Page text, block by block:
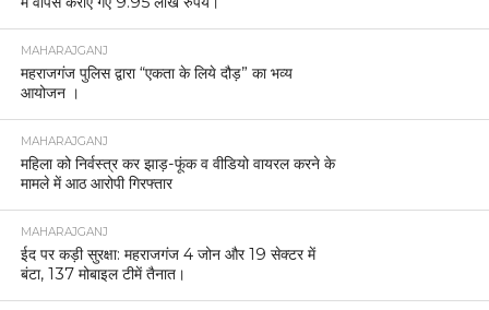
MAHARAJGANJ
महराजगंज पुलिस द्वारा “एकता के लिये दौड़” का भव्य
आयोजन ।
MAHARAJGANJ
महिला को निर्वस्त्र कर झाड़-फूंक व वीडियो वायरल करने के
मामले में आठ आरोपी गिरफ्तार
MAHARAJGANJ
ईद पर कड़ी सुरक्षा: महराजगंज 4 जोन और 19 सेक्टर में
बंटा, 137 मोबाइल टीमें तैनात।